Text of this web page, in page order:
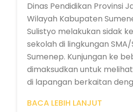
Dinas Pendidikan Provinsi
Wilayah Kabupaten
Sulistyo melakukan sidak
sekolah di lingkungan
Sumenep. Kunjungan ke
dimaksudkan untuk
di lapangan berkaitan
BACA LEBIH LANJUT